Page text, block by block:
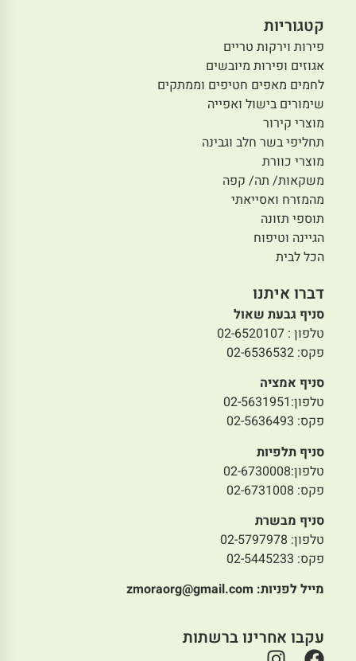
קטגוריות
פירות וירקות טריים
אגוזים ופירות מיובשים
לחמים מאפים חטיפים וממתקים
שימורים בישול ואפייה
מוצרי קירור
תחליפי בשר חלב וגבינה
מוצרי כוורת
משקאות/ תה/ קפה
מהמזרח ואסייאתי
תוספי תזונה
הגיינה וטיפוח
הכל לבית
דברו איתנו
סניף גבעת שאול
טלפון : 02-6520107
פקס: 02-6536532
סניף אמציה
טלפון:02-5631951
פקס: 02-5636493
סניף תלפיות
טלפון:02-6730008
פקס: 02-6731008
סניף מבשרת
טלפון: 02-5797978
פקס: 02-5445233
מייל לפניות: zmoraorg@gmail.com
עקבו אחרינו ברשתות